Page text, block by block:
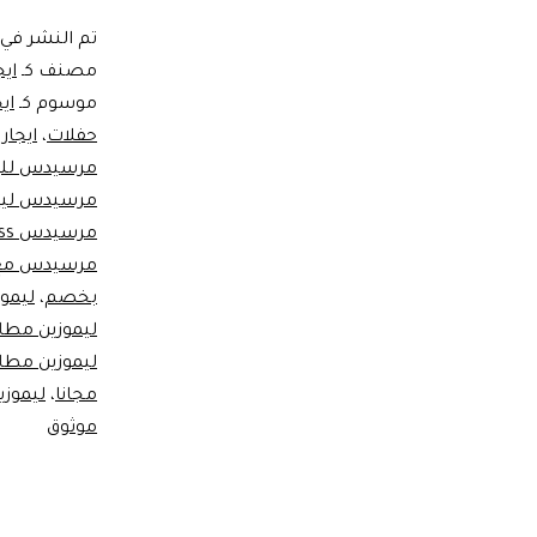
تم النشر في
مصنف كـ
موسوم كـ
حفلات،
مرسيدس
مرسيدس
مرسيدس S-Class زفاف
مرسيدس
بخصم،
ليموزين مطار 24
ليموزين
مجانا،
موثوق